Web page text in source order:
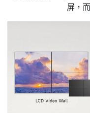
屏，